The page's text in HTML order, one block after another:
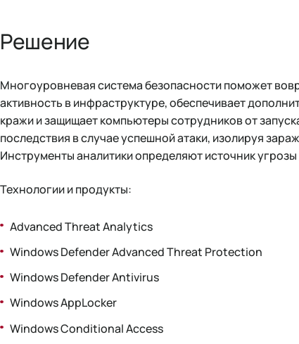
Решение
Многоуровневая система безопасности поможет
активность в инфраструктуре, обеспечивает
кражи и защищает компьютеры сотрудников от
последствия в случае успешной атаки, изолируя
Инструменты аналитики определяют источник
Технологии и продукты:
Advanced Threat Analytics
Windows Defender Advanced Threat Protection
Windows Defender Antivirus
Windows AppLocker
Windows Conditional Access